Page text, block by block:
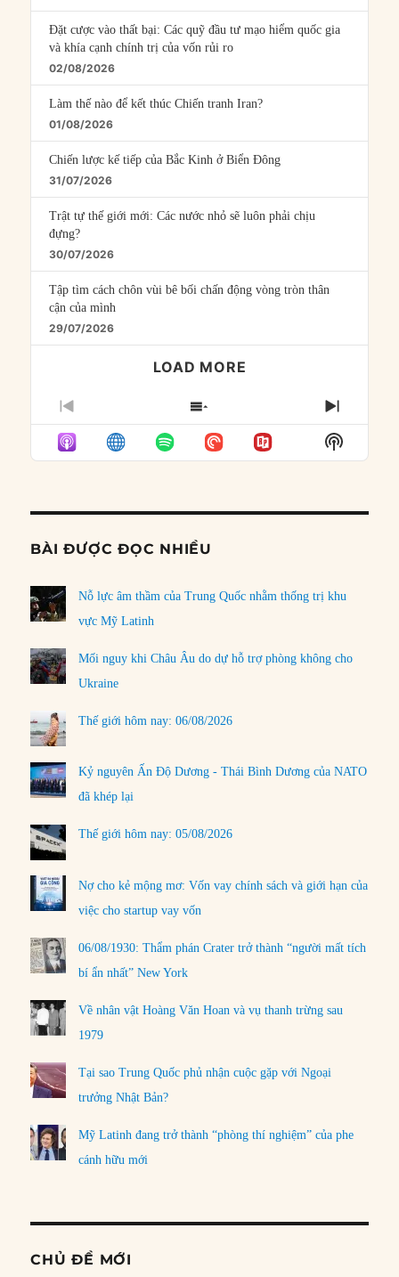
Đặt cược vào thất bại: Các quỹ đầu tư mạo hiểm quốc gia
và khía cạnh chính trị của vốn rủi ro
02/08/2026
Làm thế nào để kết thúc Chiến tranh Iran?
01/08/2026
Chiến lược kế tiếp của Bắc Kinh ở Biển Đông
31/07/2026
Trật tự thế giới mới: Các nước nhỏ sẽ luôn phải chịu
đựng?
30/07/2026
Tập tìm cách chôn vùi bê bối chấn động vòng tròn thân
cận của mình
29/07/2026
LOAD MORE
PREVIOUS
EPISODE
SHOW
EPISODES
LIST
NEXT
Show
Podcast
BÀI ĐƯỢC ĐỌC NHIỀU
Nỗ lực âm thầm của Trung Quốc nhằm thống trị khu
vực Mỹ Latinh
Mối nguy khi Châu Âu do dự hỗ trợ phòng không cho
Ukraine
Thế giới hôm nay: 06/08/2026
Kỷ nguyên Ấn Độ Dương - Thái Bình Dương của NATO
đã khép lại
Thế giới hôm nay: 05/08/2026
Nợ cho kẻ mộng mơ: Vốn vay chính sách và giới hạn của
việc cho startup vay vốn
06/08/1930: Thẩm phán Crater trở thành “người mất tích
bí ẩn nhất” New York
Về nhân vật Hoàng Văn Hoan và vụ thanh trừng sau
1979
Tại sao Trung Quốc phủ nhận cuộc gặp với Ngoại
trưởng Nhật Bản?
Mỹ Latinh đang trở thành “phòng thí nghiệm” của phe
cánh hữu mới
CHỦ ĐỀ MỚI